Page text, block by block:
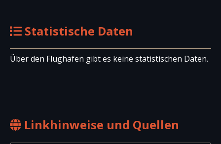
Statistische Daten
Über den Flughafen gibt es keine statistischen Daten.
Linkhinweise und Quellen